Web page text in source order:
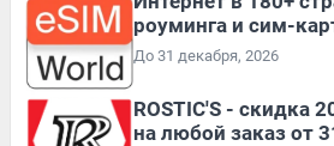
роуминга и сим-
До 31 декабря, 2026
ROSTIC'S - скидка
на любой заказ от